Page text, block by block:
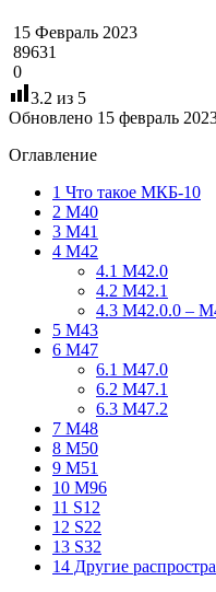
15 Февраль 2023
89631
0
3.2 из 5
Обновлено 15 февраль
Оглавление
1 Что такое МКБ-10
2 М40
3 М41
4 М42
4.1 М42.0
4.2 М42.1
4.3 М42.0.0 –
5 М43
6 М47
6.1 М47.0
6.2 М47.1
6.3 М47.2
7 М48
8 М50
9 М51
10 M96
11 S12
12 S22
13 S32
14 Другие